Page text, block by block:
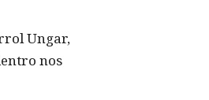
Ungar,
nos